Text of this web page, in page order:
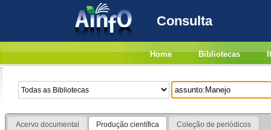
Consulta
Home Bibliotecas
Acervo documental Produção científica Coleção de periódicos